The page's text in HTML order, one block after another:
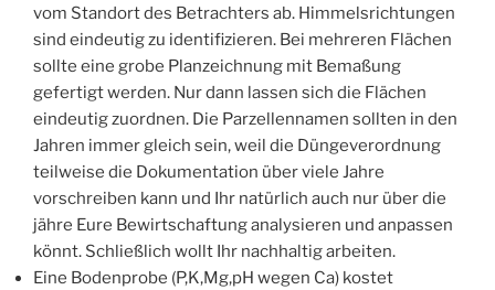
vom Standort des Betrachters ab. Himmelsrichtungen
sind eindeutig zu identifizieren. Bei mehreren Flächen
sollte eine grobe Planzeichnung mit Bemaßung
gefertigt werden. Nur dann lassen sich die Flächen
eindeutig zuordnen. Die Parzellennamen sollten in den
Jahren immer gleich sein, weil die Düngeverordnung
teilweise die Dokumentation über viele Jahre
vorschreiben kann und Ihr natürlich auch nur über die
jähre Eure Bewirtschaftung analysieren und anpassen
könnt. Schließlich wollt Ihr nachhaltig arbeiten.
Eine Bodenprobe (P,K,Mg,pH wegen Ca) kostet